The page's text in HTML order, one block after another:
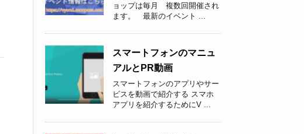
ョップは毎月 複数回開催され
ます。 最新のイベント ...
スマートフォンのマニュ
アルとPR動画
スマートフォンのアプリやサー
ビスを動画で紹介する スマホ
アプリを紹介するためにV ...